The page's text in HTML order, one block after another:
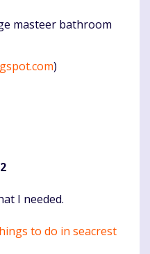
masteer bathroom
)
I needed.
to do in seacrest